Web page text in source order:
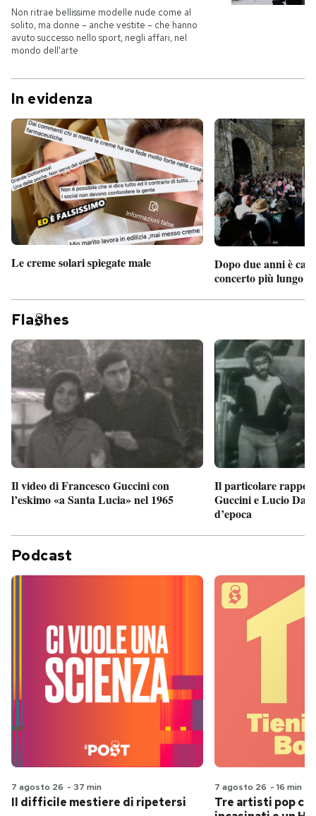
Non ritrae bellissime modelle nude come al
solito, ma donne – anche vestite – che hanno
avuto successo nello sport, negli affari, nel
mondo dell'arte
In evidenza
Le creme solari spiegate male
Dopo due anni è
concerto più lungo
Fla hes
Il video di Francesco Guccini con
l’eskimo «a Santa Lucia» nel 1965
Il particolare
Guccini e Lucio
d’epoca
Podcast
7 agosto 26 - 37 min
Il difficile mestiere di ripetersi
7 agosto 26 - 16 min
Tre artisti pop